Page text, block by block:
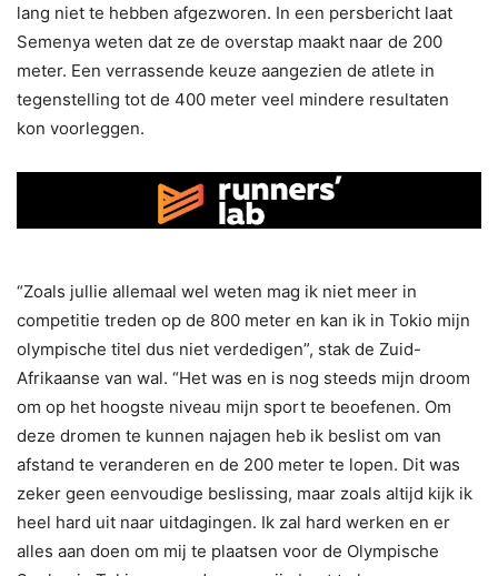
lang niet te hebben afgezworen. In een persbericht laat
Semenya weten dat ze de overstap maakt naar de 200
meter. Een verrassende keuze aangezien de atlete in
tegenstelling tot de 400 meter veel mindere resultaten
kon voorleggen.
“Zoals jullie allemaal wel weten mag ik niet meer in
competitie treden op de 800 meter en kan ik in Tokio mijn
olympische titel dus niet verdedigen”, stak de Zuid-
Afrikaanse van wal. “Het was en is nog steeds mijn droom
om op het hoogste niveau mijn sport te beoefenen. Om
deze dromen te kunnen najagen heb ik beslist om van
afstand te veranderen en de 200 meter te lopen. Dit was
zeker geen eenvoudige beslissing, maar zoals altijd kijk ik
heel hard uit naar uitdagingen. Ik zal hard werken en er
alles aan doen om mij te plaatsen voor de Olympische